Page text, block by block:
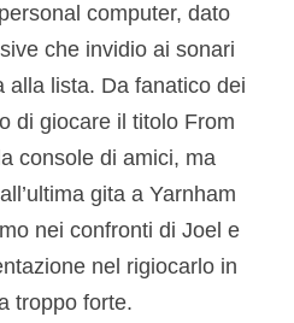
computer, dato
che invidio ai sonari
alla lista. Da fanatico dei
di giocare il titolo From
console di amici, ma
gita a Yarnham
nei confronti di Joel e
nel rigiocarlo in
troppo forte.